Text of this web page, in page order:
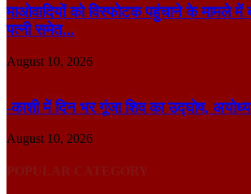
माओवादियों को विस्फोटक पहुंचाने के मामले में
पत्नी समेत...
August 10, 2026
-काशी में दिन भर गूंजा शिव का उद्घोष,
August 10, 2026